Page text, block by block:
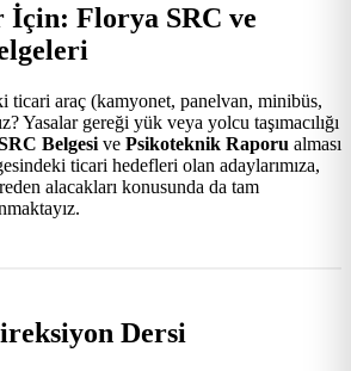
Florya SRC ve
ticari araç (kamyonet, panelvan, minibüs,
Yasalar gereği yük veya yolcu taşımacılığı
Belgesi ve Psikoteknik Raporu alması
ticari hedefleri olan adaylarımıza,
alacakları konusunda da tam
Dersi